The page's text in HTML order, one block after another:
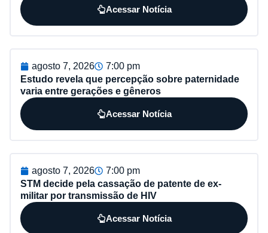
Acessar Notícia
agosto 7, 2026
7:00 pm
Estudo revela que percepção sobre paternidade
varia entre gerações e gêneros
Acessar Notícia
agosto 7, 2026
7:00 pm
STM decide pela cassação de patente de ex-
militar por transmissão de HIV
Acessar Notícia